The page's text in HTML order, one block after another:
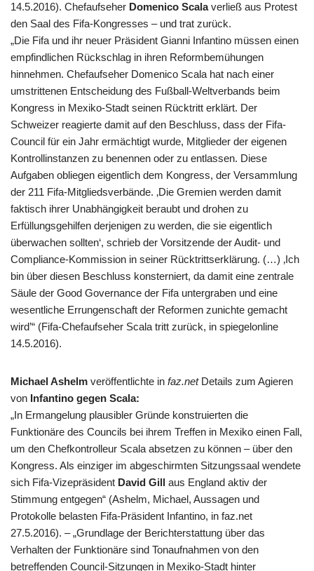
14.5.2016). Chefaufseher Domenico Scalaverließ aus Protest
den Saal des Fifa-Kongresses – und trat zurück.
„Die Fifa und ihr neuer Präsident Gianni Infantino müssen einen
empfindlichen Rückschlag in ihren Reformbemühungen
hinnehmen. Chefaufseher Domenico Scala hat nach einer
umstrittenen Entscheidung des Fußball-Weltverbands beim
Kongress in Mexiko-Stadt seinen Rücktritt erklärt. Der
Schweizer reagierte damit auf den Beschluss, dass der Fifa-
Council für ein Jahr ermächtigt wurde, Mitglieder der eigenen
Kontrollinstanzen zu benennen oder zu entlassen. Diese
Aufgaben obliegen eigentlich dem Kongress, der Versammlung
der 211 Fifa-Mitgliedsverbände. ‚Die Gremien werden damit
faktisch ihrer Unabhängigkeit beraubt und drohen zu
Erfüllungsgehilfen derjenigen zu werden, die sie eigentlich
überwachen sollten‘, schrieb der Vorsitzende der Audit- und
Compliance-Kommission in seiner Rücktrittserklärung. (…) ‚Ich
bin über diesen Beschluss konsterniert, da damit eine zentrale
Säule der Good Governance der Fifa untergraben und eine
wesentliche Errungenschaft der Reformen zunichte gemacht
wird’“ (Fifa-Chefaufseher Scala tritt zurück, in spiegelonline
14.5.2016).
Michael Ashelm veröffentlichte in faz.netDetails zum Agieren
von Infantino gegen Scala:
„In Ermangelung plausibler Gründe konstruierten die
Funktionäre des Councils bei ihrem Treffen in Mexiko einen Fall,
um den Chefkontrolleur Scala absetzen zu können – über den
Kongress. Als einziger im abgeschirmten Sitzungssaal wendete
sich Fifa-Vizepräsident David Gill aus England aktiv der
Stimmung entgegen“ (Ashelm, Michael, Aussagen und
Protokolle belasten Fifa-Präsident Infantino, in faz.net
27.5.2016). – „Grundlage der Berichterstattung über das
Verhalten der Funktionäre sind Tonaufnahmen von den
betreffenden Council-Sitzungen in Mexiko-Stadt hinter